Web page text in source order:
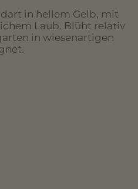
in hellem Gelb, mit
Laub. Blüht relativ
in wiesenartigen